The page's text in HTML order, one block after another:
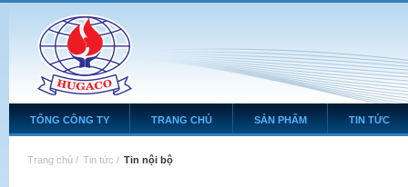
TỔNG CÔNG TY TRANG CHỦ SẢN PHẨM TIN TỨC
Trang chủ / Tin tức / Tin nội bộ